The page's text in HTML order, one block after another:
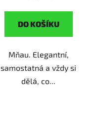
DO KOŠÍKU
Mňau. Elegantní,
samostatná a vždy si
dělá, co...